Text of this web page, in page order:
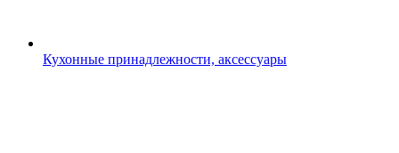
Кухонные принадлежности, аксессуары